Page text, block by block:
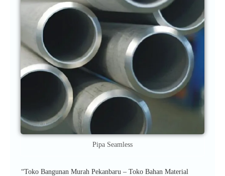
Pipa Seamless
“Toko Bangunan Murah Pekanbaru – Toko Bahan Material